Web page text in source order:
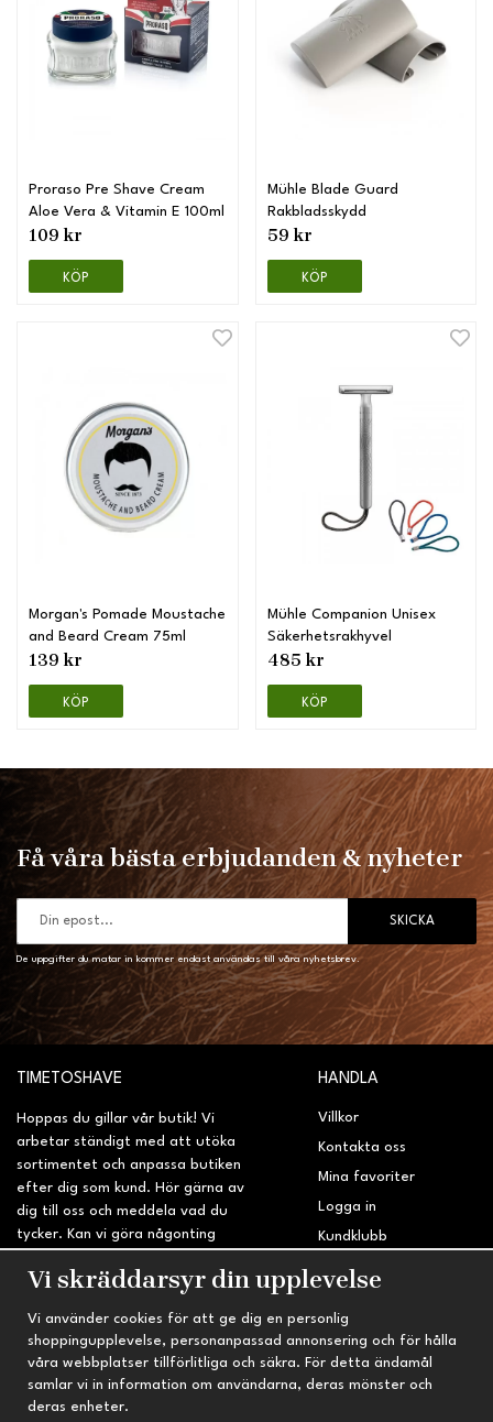
Proraso Pre Shave Cream
Aloe Vera & Vitamin E 100ml
109 kr
KÖP
Mühle Blade Guard
Rakbladsskydd
59 kr
KÖP
Morgan's Pomade Moustache
and Beard Cream 75ml
139 kr
KÖP
Mühle Companion Unisex
Säkerhetsrakhyvel
485 kr
KÖP
Få våra bästa erbjudanden & nyheter
SKICKA
De uppgifter du matar in kommer endast användas till våra nyhetsbrev.
TIMETOSHAVE
Hoppas du gillar vår butik! Vi
arbetar ständigt med att utöka
sortimentet och anpassa butiken
efter dig som kund. Hör gärna av
dig till oss och meddela vad du
tycker. Kan vi göra någonting
sidan?
HANDLA
Villkor
Kontakta oss
Mina favoriter
Logga in
Kundklubb
Retur & Reklamation
INFORMATION
Om oss
Nyheter
TRYGG HANDEL
Fri frakt vid köp över 695 kr
Vi skräddarsyr din upplevelse
Vi använder cookies för att ge dig en personlig
shoppingupplevelse, personanpassad annonsering och för hålla
våra webbplatser tillförlitliga och säkra. För detta ändamål
samlar vi in information om användarna, deras mönster och
deras enheter.